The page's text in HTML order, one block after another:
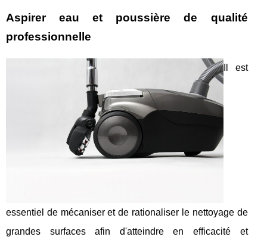
Aspirer eau et poussière de qualité
professionnelle
Il est
essentiel de mécaniser et de rationaliser le nettoyage de
grandes surfaces afin d'atteindre en efficacité et